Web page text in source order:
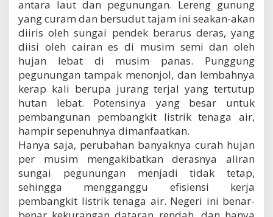
antara laut dan pegunungan. Lereng gunung
yang curam dan bersudut tajam ini seakan-akan
diiris oleh sungai pendek berarus deras, yang
diisi oleh cairan es di musim semi dan oleh
hujan lebat di musim panas. Punggung
pegunungan tampak menonjol, dan lembahnya
kerap kali berupa jurang terjal yang tertutup
hutan lebat. Potensinya yang besar untuk
pembangunan pembangkit listrik tenaga air,
hampir sepenuhnya dimanfaatkan.
Hanya saja, perubahan banyaknya curah hujan
per musim mengakibatkan derasnya aliran
sungai pegunungan menjadi tidak tetap,
sehingga mengganggu efisiensi kerja
pembangkit listrik tenaga air. Negeri ini benar-